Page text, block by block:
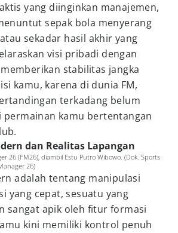
yang diinginkan manajemen,
sepak bola menyerang
sekadar hasil akhir yang
visi pribadi dengan
stabilitas jangka
kamu, karena di dunia FM,
terkadang belum
permainan kamu bertentangan
dan Realitas Lapangan
26 (FM26), diambil Estu Putro Wibowo. (Dok. Sports
26)
adalah tentang manipulasi
yang cepat, sesuatu yang
sangat apik oleh fitur formasi
kini memiliki kontrol penuh